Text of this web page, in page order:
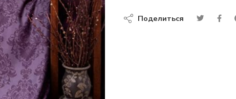
Поделиться